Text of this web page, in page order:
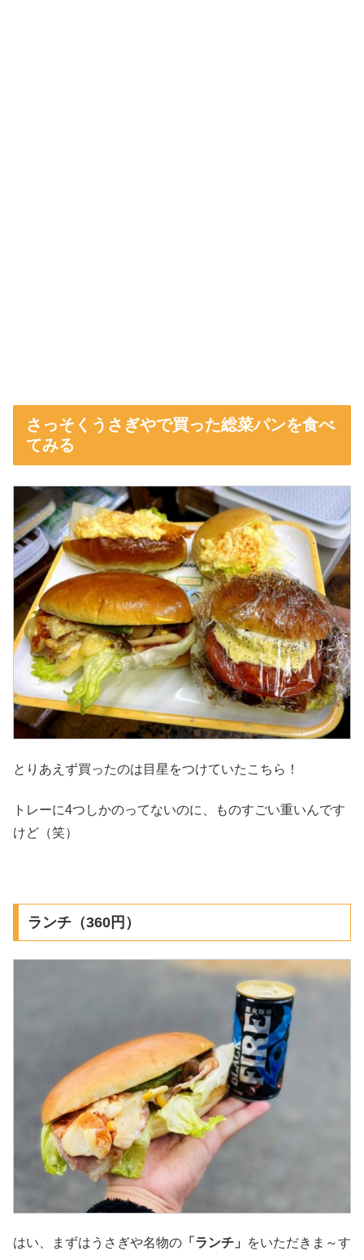
さっそくうさぎやで買った総菜パンを食べ
てみる
とりあえず買ったのは目星をつけていたこちら！
トレーに4つしかのってないのに、ものすごい重いんです
けど（笑）
ランチ（360円）
はい、まずはうさぎや名物の 「ランチ」 をいただきま～す